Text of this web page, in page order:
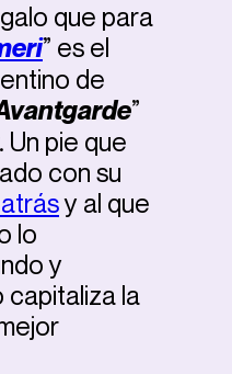
que para
” es el
de
”
pie que
con su
y al que
lo
y
capitaliza la